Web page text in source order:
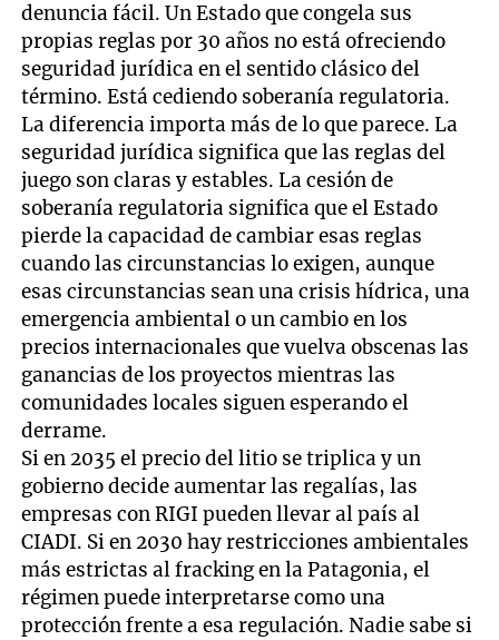
denuncia fácil. Un Estado que congela sus
propias reglas por 30 años no está ofreciendo
seguridad jurídica en el sentido clásico del
término. Está cediendo soberanía regulatoria.
La diferencia importa más de lo que parece. La
seguridad jurídica significa que las reglas del
juego son claras y estables. La cesión de
soberanía regulatoria significa que el Estado
pierde la capacidad de cambiar esas reglas
cuando las circunstancias lo exigen, aunque
esas circunstancias sean una crisis hídrica, una
emergencia ambiental o un cambio en los
precios internacionales que vuelva obscenas las
ganancias de los proyectos mientras las
comunidades locales siguen esperando el
derrame.
Si en 2035 el precio del litio se triplica y un
gobierno decide aumentar las regalías, las
empresas con RIGI pueden llevar al país al
CIADI. Si en 2030 hay restricciones ambientales
más estrictas al fracking en la Patagonia, el
régimen puede interpretarse como una
protección frente a esa regulación. Nadie sabe si